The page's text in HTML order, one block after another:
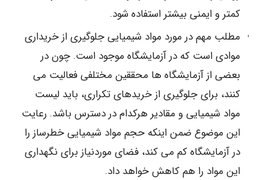
کمتر و ایمنی بیشتر استفاده شود.
مطلب مهم در مورد مواد شیمیایی جلوگیری از خریداری
موادی است که در آزمایشگاه موجود است. چون در
بعضی از آزمایشگاه ها محققین مختلفی فعالیت می
کنند، برای جلوگیری از خریدهای تکراری، باید لیست
مواد شیمیایی و مقادیر هرکدام در دسترس باشد. رعایت
این موضوع ضمن اینکه حجم مواد شیمیایی خطرساز را
در آزمایشگاه کم می کند، فضای موردنیاز برای نگهداری
این مواد را هم کاهش خواهد داد.